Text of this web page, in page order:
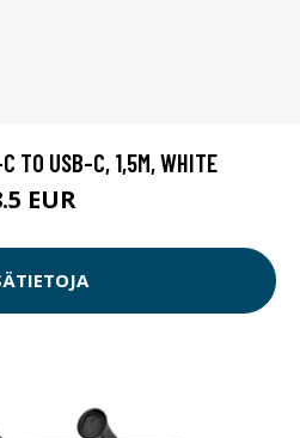
TO USB-C, 1,5M, WHITE
EUR